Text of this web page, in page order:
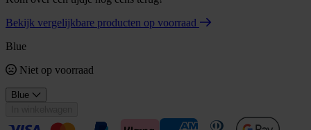
Bekijk vergelijkbare producten op voorraad
Blue
Niet op voorraad
Blue